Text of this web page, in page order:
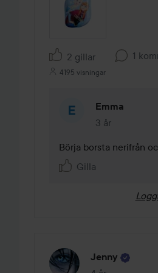
2 gillar 1
4195 visningar
Emma
3 år
Kommentaren
Börja borsta nerifrån
Gilla
Jenny